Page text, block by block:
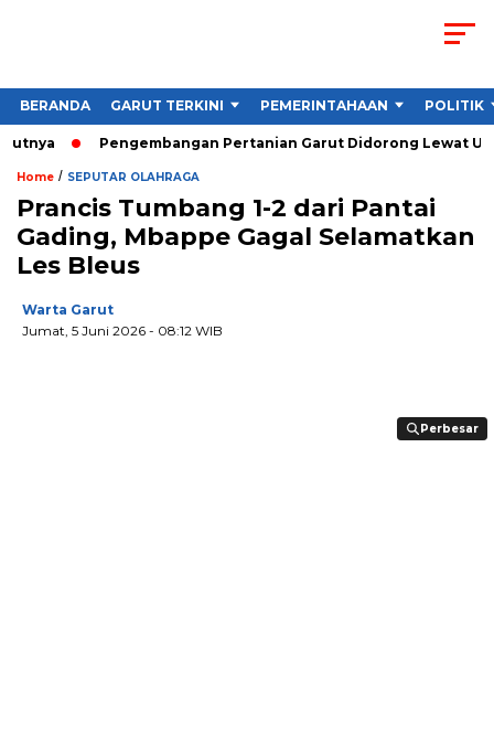
BERANDA GARUT TERKINI PEMERINTAHAAN POLITIK
Pengembangan Pertanian Garut Didorong Lewat Uji
Home / SEPUTAR OLAHRAGA
Prancis Tumbang 1-2 dari Pantai
Gading, Mbappe Gagal Selamatkan
Les Bleus
Warta Garut
Jumat, 5 Juni 2026 - 08:12 WIB
Perbesar
Perbesar